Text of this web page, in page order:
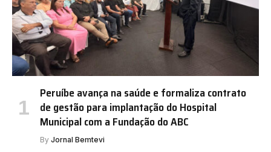
Peruíbe avança na saúde e formaliza contrato
de gestão para implantação do Hospital
Municipal com a Fundação do ABC
By Jornal Bemtevi